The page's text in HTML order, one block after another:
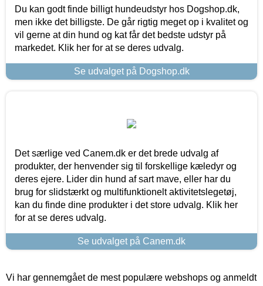
Du kan godt finde billigt hundeudstyr hos Dogshop.dk,
men ikke det billigste. De går rigtig meget op i kvalitet og
vil gerne at din hund og kat får det bedste udstyr på
markedet. Klik her for at se deres udvalg.
Se udvalget på Dogshop.dk
Det særlige ved Canem.dk er det brede udvalg af
produkter, der henvender sig til forskellige kæledyr og
deres ejere. Lider din hund af sart mave, eller har du
brug for slidstærkt og multifunktionelt aktivitetslegetøj,
kan du finde dine produkter i det store udvalg. Klik her
for at se deres udvalg.
Se udvalget på Canem.dk
Vi har gennemgået de mest populære webshops og anmeldt